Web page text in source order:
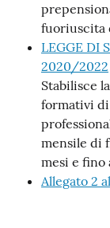
fuoriuscita
LEGGE DI
2020/2022
Stabilisce
formativi
mensile di
mesi e fino
Allegato 2